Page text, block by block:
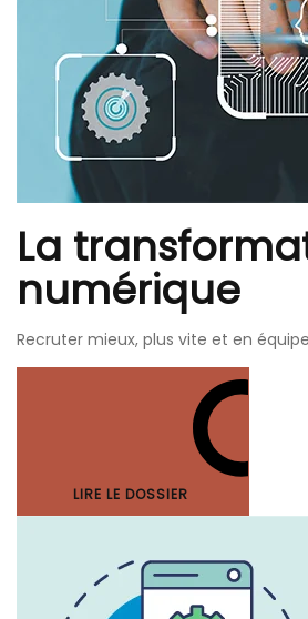
La
numérique
Recruter mieux, plus vite et en
LIRE LE DOSSIER